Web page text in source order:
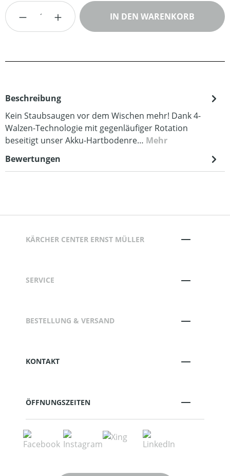
Produkt Anzahl: Gib den gewünschten
IN DEN WARENKORB
Beschreibung
Kein Staubsaugen vor dem Wischen mehr! Dank 4-
Walzen-Technologie mit gegenläufiger Rotation
beseitigt unser Akku-Hartbodenre… Mehr
Bewertungen
KÄRCHER CENTER ERNST MÜLLER
SERVICE
BESTELLUNG & VERSAND
KONTAKT
ÖFFNUNGSZEITEN